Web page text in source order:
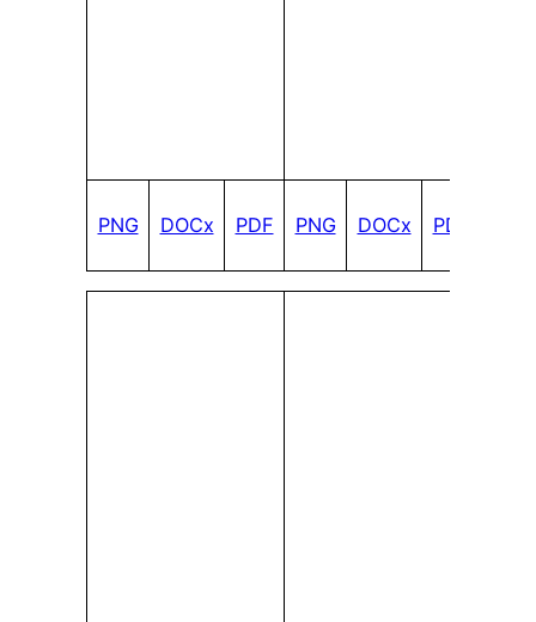
PNG DOCx PDF PNG DOCx PDF